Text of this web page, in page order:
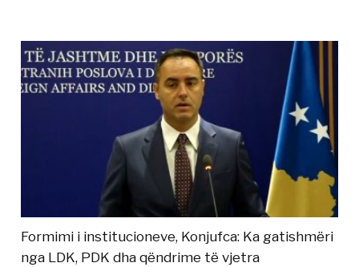
Formimi i institucioneve, Konjufca: Ka gatishmëri
nga LDK, PDK dha qëndrime të vjetra